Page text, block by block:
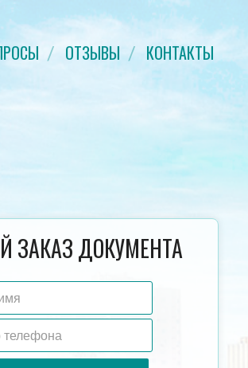
ОТЗЫВЫ КОНТАКТЫ
ДО 1993
ПРИЛОЖЕНИЕ К
ЗАКАЗ ДОКУМЕНТА